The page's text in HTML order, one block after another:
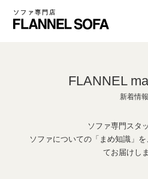
ソファ専門店
FLANNEL
新着情報
ソファ専門スタ
ソファについての「まめ知識」
てお届けし